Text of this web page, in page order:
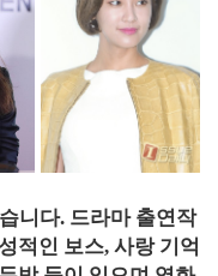
니다. 드라마 출연작
적인 보스, 사랑 기억